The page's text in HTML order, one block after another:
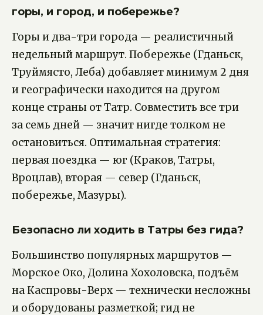
горы, и город, и побережье?
Горы и два-три города — реалистичный
недельный маршрут. Побережье (Гданьск,
Труймясто, Леба) добавляет минимум 2 дня
и географически находится на другом
конце страны от Татр. Совместить все три
за семь дней — значит нигде толком не
остановиться. Оптимальная стратегия:
первая поездка — юг (Краков, Татры,
Вроцлав), вторая — север (Гданьск,
побережье, Мазуры).
Безопасно ли ходить в Татры без гида?
Большинство популярных маршрутов —
Морское Око, Долина Хохоловска, подъём
на Каспровы-Верх — технически несложны
и оборудованы разметкой; гид не